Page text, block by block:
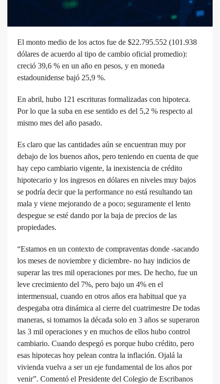
El monto medio de los actos fue de $22.795.552 (101.938
dólares de acuerdo al tipo de cambio oficial promedio):
creció 39,6 % en un año en pesos, y en moneda
estadounidense bajó 25,9 %.
En abril, hubo 121 escrituras formalizadas con hipoteca.
Por lo que la suba en ese sentido es del 5,2 % respecto al
mismo mes del año pasado.
Es claro que las cantidades aún se encuentran muy por
debajo de los buenos años, pero teniendo en cuenta de que
hay cepo cambiario vigente, la inexistencia de crédito
hipotecario y los ingresos en dólares en niveles muy bajos
se podría decir que la performance no está resultando tan
mala y viene mejorando de a poco; seguramente el lento
despegue se esté dando por la baja de precios de las
propiedades.
“Estamos en un contexto de compraventas donde -sacando
los meses de noviembre y diciembre- no hay indicios de
superar las tres mil operaciones por mes. De hecho, fue un
leve crecimiento del 7%, pero bajo un 4% en el
intermensual, cuando en otros años era habitual que ya
despegaba otra dinámica al cierre del cuatrimestre De todas
maneras, si tomamos la década solo en 3 años se superaron
las 3 mil operaciones y en muchos de ellos hubo control
cambiario. Cuando despegó es porque hubo crédito, pero
esas hipotecas hoy pelean contra la inflación. Ojalá la
vivienda vuelva a ser un eje fundamental de los años por
venir”. Comentó el Presidente del Colegio de Escribanos